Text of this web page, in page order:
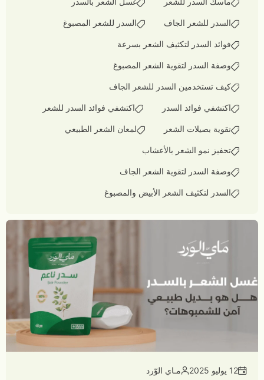
السدر للشعر الجاف السدر للشعر المصبوغ
فوائد السدر لتكثيف الشعر بسرعة
وصفة السدر لتقوية الشعر المصبوغ
كيف تستخدمين السدر للشعر الجاف
اكتشفي فوائد السدر اكتشفي فوائد السدر للشعر
تقوية بصيلات الشعر لمعان الشعر الطبيعي
تحفيز نمو الشعر بالأعشاب
وصفة السدر لتقوية الشعر الجاف
السدر لتكثيف الشعر الأبيض والمصبوغ
12 يوليو 2025
مـاي الوّرد